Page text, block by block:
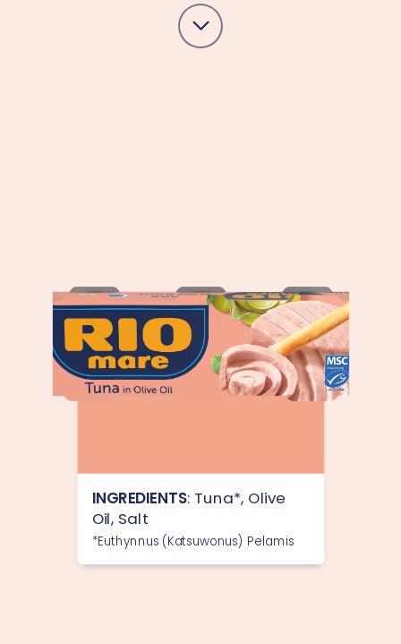
INGREDIENTS: Tuna*, Olive
Oil, Salt
*Euthynnus (Katsuwonus) Pelamis